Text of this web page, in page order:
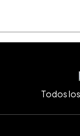
Todos